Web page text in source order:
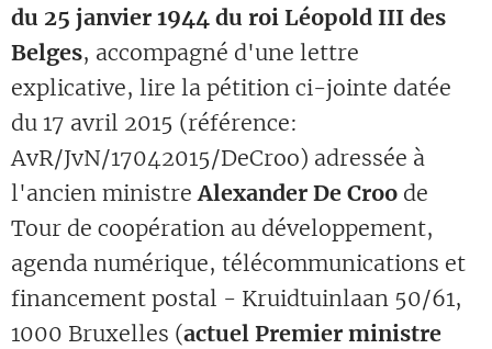
du 25 janvier 1944 du roi Léopold III des
Belges, accompagné d'une lettre
explicative, lire la pétition ci-jointe datée
du 17 avril 2015 (référence:
AvR/JvN/17042015/DeCroo) adressée à
l'ancien ministreAlexander De Croo de
Tour de coopération au développement,
agenda numérique, télécommunications et
financement postal - Kruidtuinlaan 50/61,
1000 Bruxelles (actuel Premier ministre